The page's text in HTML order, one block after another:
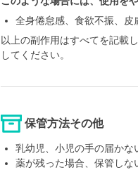
全身倦怠感、食欲不振、皮
以上の副作用はすべてを記載
してください。
保管方法その他
乳幼児、小児の手の届かな
薬が残った場合、保管しな